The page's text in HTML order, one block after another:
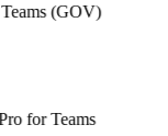
(GOV)
for Teams